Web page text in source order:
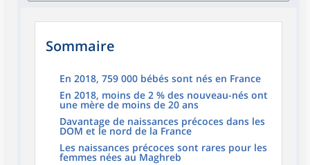
Sommaire
En 2018, 759 000 bébés sont nés en France
En 2018, moins de 2 % des nouveau-nés ont
une mère de moins de 20 ans
Davantage de naissances précoces dans les
DOM et le nord de la France
Les naissances précoces sont rares pour les
femmes nées au Maghreb